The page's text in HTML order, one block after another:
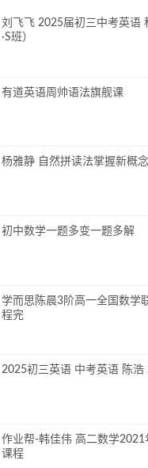
刘飞飞 2025届初三中考英语
·S班）
有道英语周帅语法旗舰课
杨雅静 自然拼读法掌握新概念
初中数学一题多变一题多解
学而思陈晨3阶高一全国数学
程完
2025初三英语 中考英语 陈浩
作业帮-韩佳伟 高二数学2021
课程